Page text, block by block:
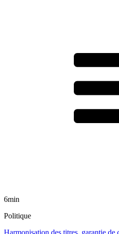
6min
Politique
Harmonisation des titres, garantie de